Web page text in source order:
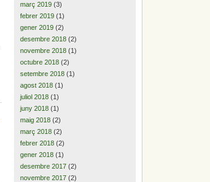
març 2019 (3)
febrer 2019 (1)
gener 2019 (2)
desembre 2018 (2)
novembre 2018 (1)
octubre 2018 (2)
setembre 2018 (1)
agost 2018 (1)
juliol 2018 (1)
juny 2018 (1)
maig 2018 (2)
març 2018 (2)
febrer 2018 (2)
gener 2018 (1)
desembre 2017 (2)
novembre 2017 (2)